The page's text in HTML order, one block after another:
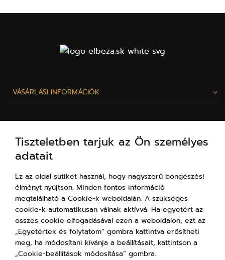
VÁSÁRLÁSI INFORMÁCIÓK
SZÍVESEN SEGÍTÜNK!
Tiszteletben tarjuk az Ön személyes
adatait
Ez az oldal sütiket használ, hogy nagyszerű böngészési
élményt nyújtson. Minden fontos információ
megtalálható a Cookie-k weboldalán. A szükséges
cookie-k automatikusan válnak aktívvá. Ha egyetért az
összes cookie elfogadásával ezen a weboldalon, ezt az
„Egyetértek és folytatom” gombra kattintva erősítheti
meg, ha módosítani kívánja a beállításait, kattintson a
„Cookie-beállítások módosítása” gombra.